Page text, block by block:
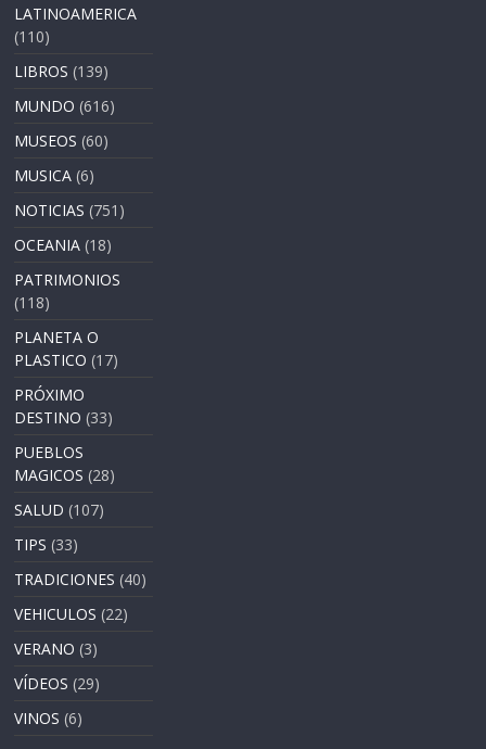
LATINOAMERICA
(110)
LIBROS (139)
MUNDO (616)
MUSEOS (60)
MUSICA (6)
NOTICIAS (751)
OCEANIA (18)
PATRIMONIOS
(118)
PLANETA O
PLASTICO (17)
PRÓXIMO
DESTINO (33)
PUEBLOS
MAGICOS (28)
SALUD (107)
TIPS (33)
TRADICIONES (40)
VEHICULOS (22)
VERANO (3)
VÍDEOS (29)
VINOS (6)